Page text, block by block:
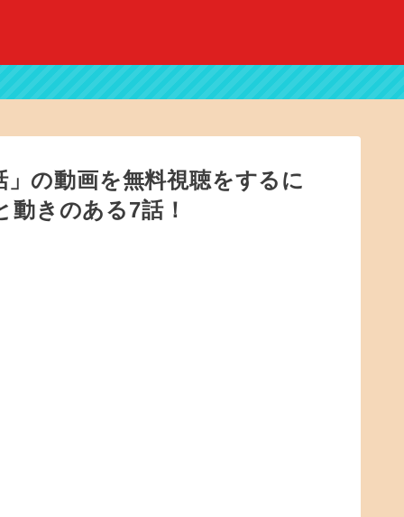
の動画を無料視聴をするに
きのある7話！